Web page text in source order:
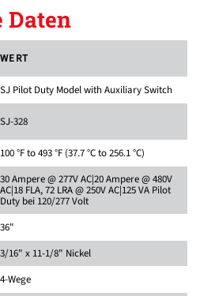
WERT
SJ Pilot Duty Model with Auxiliary Switch
SJ-328
100 °F to 493 °F (37.7 °C to 256.1 °C)
30 Ampere @ 277V AC|20 Ampere @ 480V
AC|18 FLA, 72 LRA @ 250V AC|125 VA Pilot
Duty bei 120/277 Volt
36"
3/16" x 11-1/8" Nickel
4-Wege